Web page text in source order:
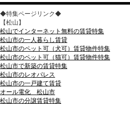
◆特集ページリンク◆
【松山】
松山でインターネット無料の賃貸特集
松山市の一人暮らし賃貸
松山市のペット可（犬可）賃貸物件特集
松山市のペット可（猫可）賃貸物件特集
松山市で新築の賃貸特集
松山市のレオパレス
松山市の一戸建て賃貸
オール電化 松山市
松山市の分譲賃貸特集